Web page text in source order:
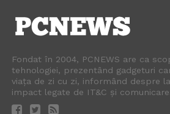
Fondat în 2004, PCNEWS are ca
tehnologiei, prezentând gadgeturi
viața de zi cu zi, informând despre
impact legate de IT&C și